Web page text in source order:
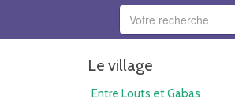
Le village
Entre Louts et Gabas